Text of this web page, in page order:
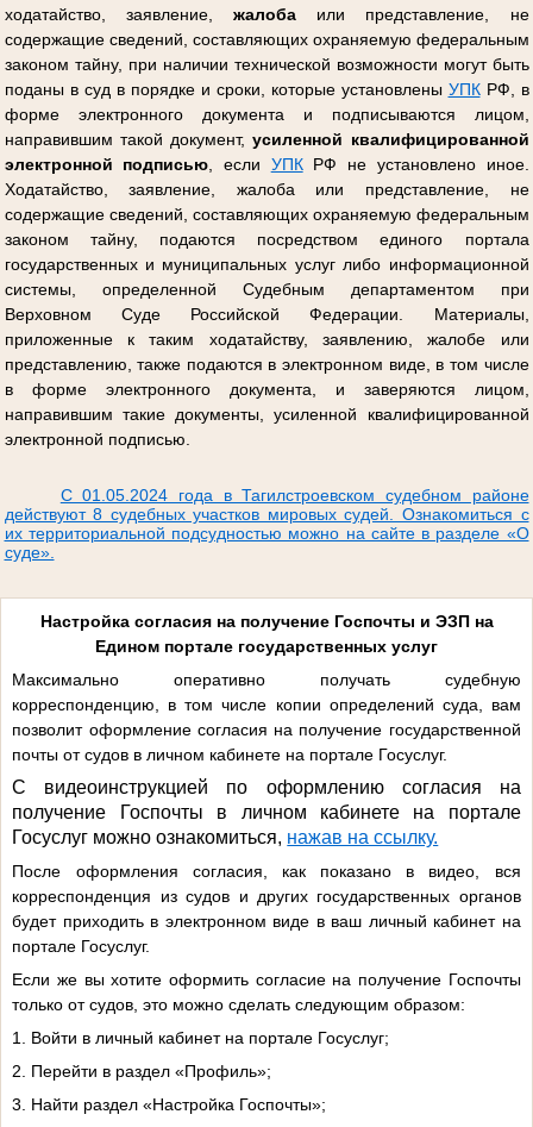
ходатайство, заявление, жалобаили представление, не
содержащие сведений, составляющих охраняемую федеральным
законом тайну, при наличии технической возможности могут быть
поданы в суд в порядке и сроки, которые установлены УПКРФ, в
форме электронного документа и подписываются лицом,
направившим такой документ,усиленной квалифицированной
электронной подписью , если УПКРФ не установлено иное.
Ходатайство, заявление, жалоба или представление, не
содержащие сведений, составляющих охраняемую федеральным
законом тайну, подаются посредством единого портала
государственных и муниципальных услуг либо информационной
системы, определенной Судебным департаментом при
Верховном Суде Российской Федерации. Материалы,
приложенные к таким ходатайству, заявлению, жалобе или
представлению, также подаются в электронном виде, в том числе
в форме электронного документа, и заверяются лицом,
направившим такие документы, усиленной квалифицированной
электронной подписью.
С 01.05.2024 года в Тагилстроевском судебном районе
действуют 8 судебных участков мировых судей. Ознакомиться с
их территориальной подсудностью можно на сайте в разделе «О
суде».
Настройка согласия на получение Госпочты и ЭЗП на
Едином портале государственных услуг
Максимально оперативно получать судебную
корреспонденцию, в том числе копии определений суда, вам
позволит оформление согласия на получение государственной
почты от судов в личном кабинете на портале Госуслуг.
С видеоинструкцией по оформлению согласия на
получение Госпочты в личном кабинете на портале
Госуслуг можно ознакомиться, нажав на ссылку.
После оформления согласия, как показано в видео, вся
корреспонденция из судов и других государственных органов
будет приходить в электронном виде в ваш личный кабинет на
портале Госуслуг.
Если же вы хотите оформить согласие на получение Госпочты
только от судов, это можно сделать следующим образом:
1. Войти в личный кабинет на портале Госуслуг;
2. Перейти в раздел «Профиль»;
3. Найти раздел «Настройка Госпочты»;